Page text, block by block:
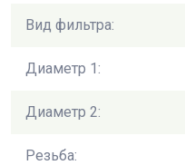
Вид фильтра:
Диаметр 1:
Диаметр 2:
Резьба: